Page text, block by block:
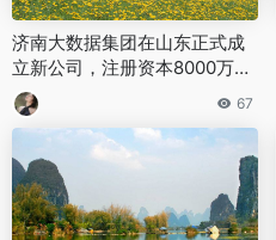
济南大数据集团在山东正式成
立新公司，注册资本8000万深
耕人工智能领域
67